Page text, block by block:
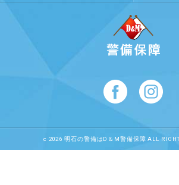
c 2026 明石の警備はD＆M警備保障 ALL